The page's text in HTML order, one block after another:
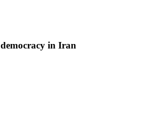
democracy in Iran